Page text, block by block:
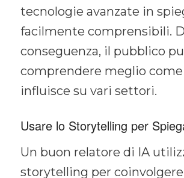
tecnologie avanzate in
facilmente comprensibili.
conseguenza, il pubblico
comprendere meglio come
influisce su vari settori.
Usare lo Storytelling per
Un buon relatore di IA
storytelling per